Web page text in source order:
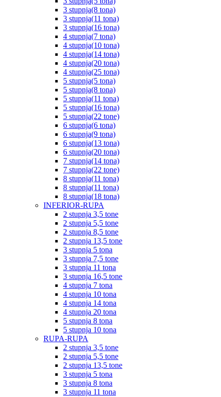
3 stupnja(8 tona)
3 stupnja(11 tona)
3 stupnja(16 tona)
4 stupnja(7 tona)
4 stupnja(10 tona)
4 stupnja(14 tona)
4 stupnja(20 tona)
4 stupnja(25 tona)
5 stupnja(5 tona)
5 stupnja(8 tona)
5 stupnja(11 tona)
5 stupnja(16 tona)
5 stupnja(22 tone)
6 stupnja(6 tona)
6 stupnja(9 tona)
6 stupnja(13 tona)
6 stupnja(20 tona)
7 stupnja(14 tona)
7 stupnja(22 tone)
8 stupnja(11 tona)
8 stupnja(11 tona)
8 stupnja(18 tona)
INFERIOR-RUPA
2 stupnja 3,5 tone
2 stupnja 5,5 tone
2 stupnja 8,5 tone
2 stupnja 13,5 tone
3 stupnja 5 tona
3 stupnja 7,5 tone
3 stupnja 11 tona
3 stupnja 16,5 tone
4 stupnja 7 tona
4 stupnja 10 tona
4 stupnja 14 tona
4 stupnja 20 tona
5 stupnja 8 tona
5 stupnja 10 tona
RUPA-RUPA
2 stupnja 3,5 tone
2 stupnja 5,5 tone
2 stupnja 13,5 tone
3 stupnja 5 tona
3 stupnja 8 tona
3 stupnja 11 tona